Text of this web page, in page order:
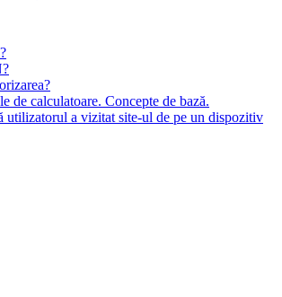
de calculatoare. Concepte de bază.
utilizatorul a vizitat site-ul de pe un dispozitiv